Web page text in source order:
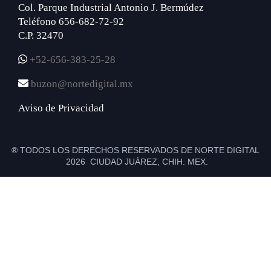
Col. Parque Industrial Antonio J. Bermúdez
Teléfono 656-682-72-92
C.P. 32470
+52-656-383-25-28
buzon@nortedigital.mx
Aviso de Privacidad
® TODOS LOS DERECHOS RESERVADOS DE NORTE DIGITAL
2026 CIUDAD JUÁREZ, CHIH. MEX.